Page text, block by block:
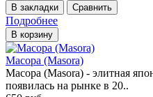
В закладки Сравнить
Подробнее
В корзину
Масора (Masora)
Масора (Masora) - элитная
появилась на рынке в 20..